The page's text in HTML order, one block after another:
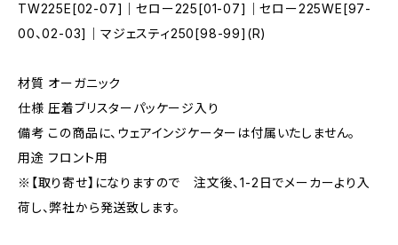
TW225E[02-07]｜セロー225[01-07]｜セロー225WE[97-
00、02-03]｜マジェスティ250[98-99](R)
材質 オーガニック
仕様 圧着ブリスターパッケージ入り
備考 この商品に、ウェアインジケーターは付属いたしません。
用途 フロント用
※【取り寄せ】になりますので 注文後、1-2日でメーカーより入
荷し、弊社から発送致します。